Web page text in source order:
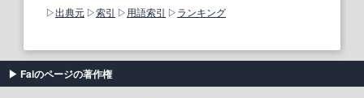
出典元 索引 用語索引 ランキング
Faiのページの著作権